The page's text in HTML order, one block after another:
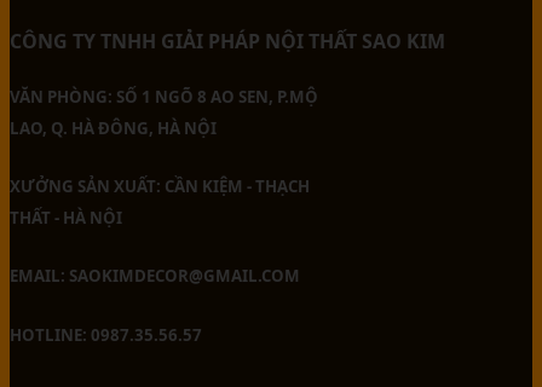
CÔNG TY TNHH GIẢI PHÁP NỘI THẤT SAO KIM
VĂN PHÒNG: SỐ 1 NGÕ 8 AO SEN, P.MỘ
LAO, Q. HÀ ĐÔNG, HÀ NỘI
XƯỞNG SẢN XUẤT: CẦN KIỆM - THẠCH
THẤT - HÀ NỘI
EMAIL: SAOKIMDECOR@GMAIL.COM
HOTLINE: 0987.35.56.57